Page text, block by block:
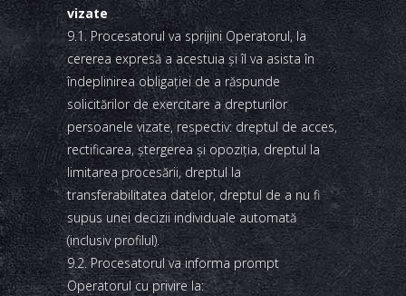
vizate
9.1. Procesatorul va sprijini Operatorul, la
cererea expresă a acestuia şi îl va asista în
îndeplinirea obligaţiei de a răspunde
solicitărilor de exercitare a drepturilor
persoanele vizate, respectiv: dreptul de acces,
rectificarea, ştergerea şi opoziţia, dreptul la
limitarea procesării, dreptul la
transferabilitatea datelor, dreptul de a nu fi
supus unei decizii individuale automată
(inclusiv profilul).
9.2. Procesatorul va informa prompt
Operatorul cu privire la: